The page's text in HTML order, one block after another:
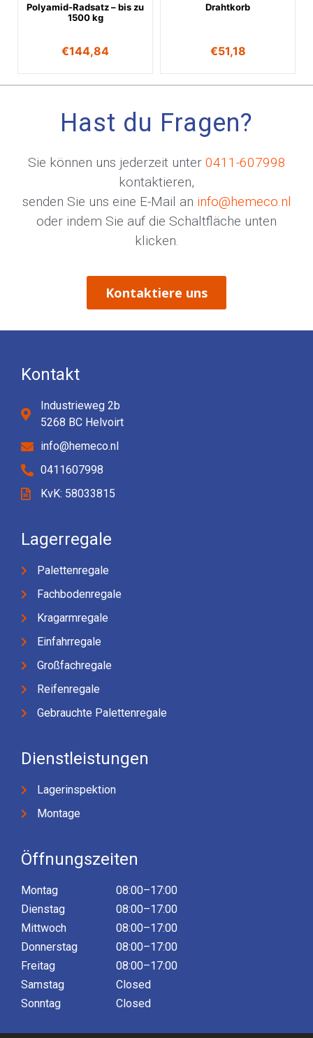
Polyamid-Radsatz – bis zu
1500 kg
€144,84
Drahtkorb
€51,18
Hast du Fragen?
Sie können uns jederzeit unter 0411-607998
kontaktieren,
senden Sie uns eine E-Mail an info@hemeco.nl
oder indem Sie auf die Schaltfläche unten
klicken.
Kontaktiere uns
Kontakt
Industrieweg 2b
5268 BC Helvoirt
info@hemeco.nl
0411607998
KvK: 58033815
Lagerregale
Palettenregale
Fachbodenregale
Kragarmregale
Einfahrregale
Großfachregale
Reifenregale
Gebrauchte Palettenregale
Dienstleistungen
Lagerinspektion
Montage
Öffnungszeiten
Montag
Dienstag
Mittwoch
Donnerstag
Freitag
Samstag
Sonntag
08:00–17:00
08:00–17:00
08:00–17:00
08:00–17:00
08:00–17:00
Closed
Closed